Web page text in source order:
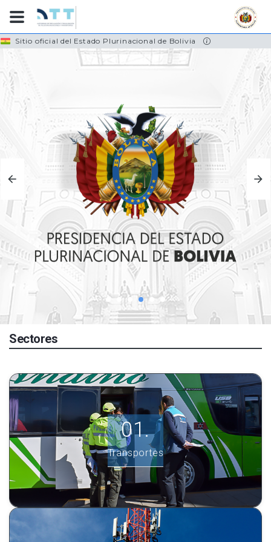
Skip
to
main
Sitio oficial del Estado Plurinacional de Bolivia
TRANSPORTES
CONOCE MÁS...
Sectores
Transportes
Transportes
Ver más información.
INGRESE AQUÍ